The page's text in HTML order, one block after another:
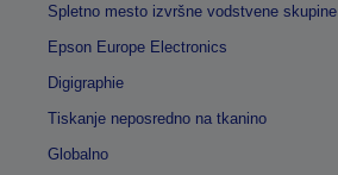
Spletno mesto izvršne vodstvene skupine
Epson Europe Electronics
Digigraphie
Tiskanje neposredno na tkanino
Globalno